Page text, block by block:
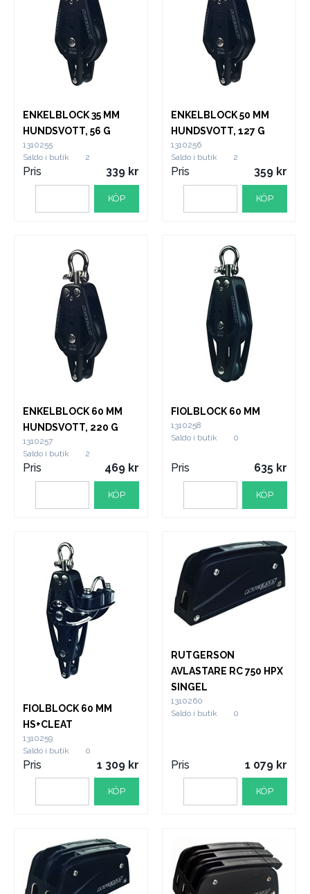
ENKELBLOCK 35 MM
HUNDSVOTT, 56 G
1310255
Saldo i butik
2
Pris 339
KÖP
ENKELBLOCK 50 MM
HUNDSVOTT, 127 G
1310256
Saldo i butik
2
Pris 359
KÖP
ENKELBLOCK 60 MM
HUNDSVOTT, 220 G
1310257
Saldo i butik
2
Pris 469
KÖP
FIOLBLOCK 60 MM
1310258
Saldo i butik
0
Pris 635
KÖP
FIOLBLOCK 60 MM
HS+CLEAT
1310259
Saldo i butik
0
Pris 1 309
KÖP
RUTGERSON
AVLASTARE RC 750 HPX
SINGEL
1310260
Saldo i butik
0
Pris 1 079
KÖP